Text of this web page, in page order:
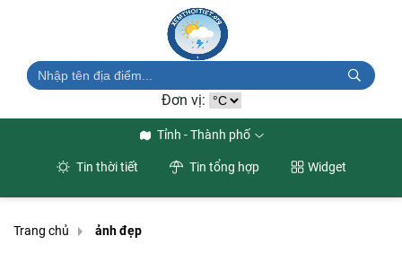
Đơn vị:
Tỉnh - Thành phố
Tin thời tiết Tin tổng hợp Widget
Trang chủ ảnh đẹp